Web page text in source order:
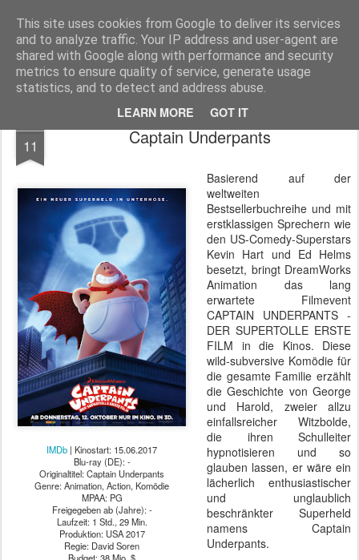
This site uses cookies from Google to deliver its services
and to analyze traffic. Your IP address and user-agent are
shared with Google along with performance and security
metrics to ensure quality of service, generate usage
statistics, and to detect and address abuse.
LEARN MORE GOT IT
MyKinoTrailer
Pages
11 Captain Underpants
IMDb | Kinostart: 15.06.2017
Blu-ray (DE): -
Originaltitel: Captain Underpants
Genre: Animation, Action, Komödie
MPAA: PG
Freigegeben ab (Jahre): -
Laufzeit: 1 Std., 29 Min.
Produktion: USA 2017
Regie: David Soren
Basierend auf der
weltweiten
Bestsellerbuchreihe und mit
erstklassigen Sprechern wie
den US-Comedy-Superstars
Kevin Hart und Ed Helms
besetzt, bringt DreamWorks
Animation das lang
erwartete Filmevent
CAPTAIN UNDERPANTS -
DER SUPERTOLLE ERSTE
FILM in die Kinos. Diese
wild-subversive Komödie für
die gesamte Familie erzählt
die Geschichte von George
und Harold, zweier allzu
einfallsreicher Witzbolde,
die ihren Schulleiter
hypnotisieren und so
glauben lassen, er wäre ein
lächerlich enthusiastischer
und unglaublich
beschränkter Superheld
namens Captain
Underpants.